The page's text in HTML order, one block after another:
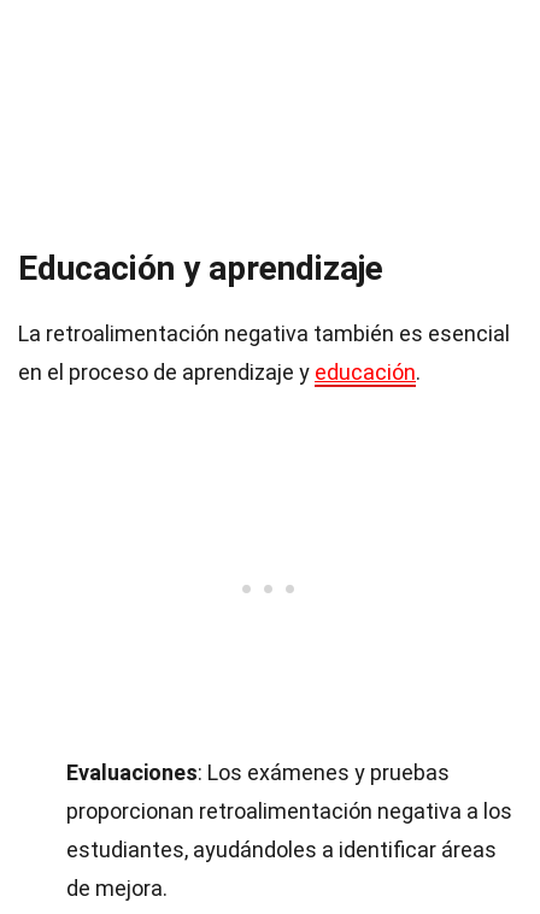
Educación y aprendizaje
La retroalimentación negativa también es esencial
en el proceso de aprendizaje y educación.
Evaluaciones: Los exámenes y pruebas
proporcionan retroalimentación negativa a los
estudiantes, ayudándoles a identificar áreas
de mejora.